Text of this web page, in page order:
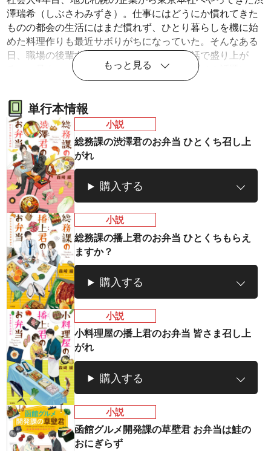
ラノベ
魔法少女育成計
画
2026年秋、TVアニメ
『魔法少女育成計画
restart』放送決定！
こゆれて
太刀掛秀子の名作が
紙で復刊！
世界でも鍵屋さ
ん
異世界お仕事ファン
上下
澤瑞希（しぶさわみずき）。仕事にはどうにか慣れてきた
ものの都会の生活にはまだ慣れず、ひとり暮らしを機に始
めた料理作りも最近サボりがちになっていた。そんなある
日、職場の後輩女子・芹生一海と北海道の話で盛り上が
る。一見クールに見える彼女だったが、グルメの話題に子
どものように目を輝かせて、「どんな料理なのか見てみた
そう約束して、二人は会社近くの公園で休憩時間をともに
する“メシ友”になり……。
もっと見る
単行本情報
小説
総務課の渋澤君のお弁当 ひとくち召し上
がれ
購入する
小説
総務課の播上君のお弁当 ひとくちもらえ
ますか？
購入する
小説
小料理屋の播上君のお弁当 皆さま召し上
がれ
購入する
小説
函館グルメ開発課の草壁君 お弁当は鮭の
おにぎらず